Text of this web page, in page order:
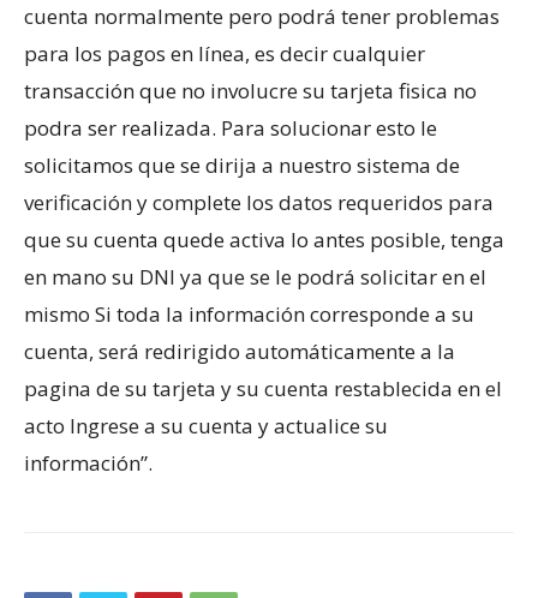
cuenta normalmente pero podrá tener problemas
para los pagos en línea, es decir cualquier
transacción que no involucre su tarjeta fisica no
podra ser realizada. Para solucionar esto le
solicitamos que se dirija a nuestro sistema de
verificación y complete los datos requeridos para
que su cuenta quede activa lo antes posible, tenga
en mano su DNI ya que se le podrá solicitar en el
mismo Si toda la información corresponde a su
cuenta, será redirigido automáticamente a la
pagina de su tarjeta y su cuenta restablecida en el
acto Ingrese a su cuenta y actualice su
información”.